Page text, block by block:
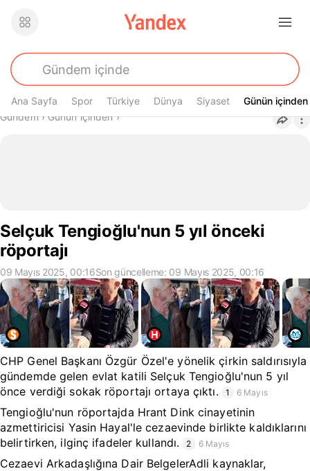
Ana Sayfa Spor Türkiye Dünya Siyaset Günün içinden
Günün içinden
Buradasın
Gündem› Günün içinden›
Selçuk Tengioğlu'nun 5 yıl önceki
röportajı
09 Mayıs 2025, 00:16Son güncelleme: 09 Mayıs 2025, 00:16
CHP Genel Başkanı Özgür Özel'e yönelik çirkin saldırısıyla
gündemde gelen evlat katili Selçuk Tengioğlu'nun 5 yıl
önce verdiği sokak röportajı ortaya çıktı.
1 6 Mayıs
Tengioğlu'nun röportajda Hrant Dink cinayetinin
azmettiricisi Yasin Hayal'le cezaevinde birlikte kaldıklarını
belirtirken, ilginç ifadeler kullandı.
2 6 Mayıs
Cezaevi Arkadaşlığına Dair BelgelerAdli kaynaklar,